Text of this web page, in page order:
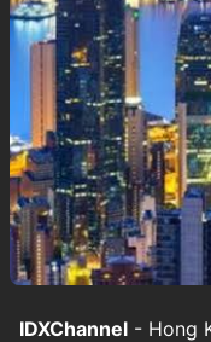
IDXChannel - Hong